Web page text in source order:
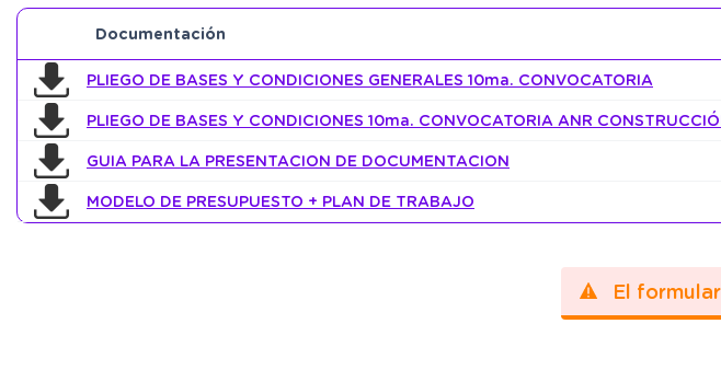
Documentación
PLIEGO DE BASES Y CONDICIONES GENERALES 10ma. CONVOCATORIA
PLIEGO DE BASES Y CONDICIONES 10ma. CONVOCATORIA ANR
GUIA PARA LA PRESENTACION DE DOCUMENTACION
MODELO DE PRESUPUESTO + PLAN DE TRABAJO
El